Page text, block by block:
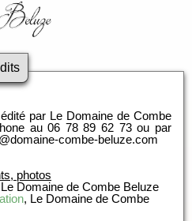
au 06 78 89 62 73 ou par
combe-beluze.com
photos
Domaine de Combe Beluze
, Le Domaine de Combe